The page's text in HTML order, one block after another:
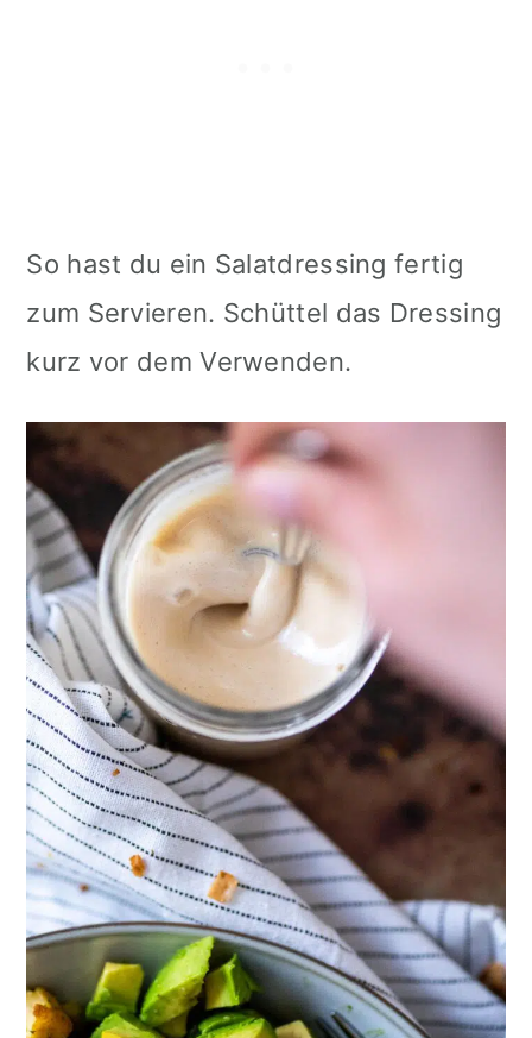
So hast du ein Salatdressing fertig
zum Servieren. Schüttel das Dressing
kurz vor dem Verwenden.